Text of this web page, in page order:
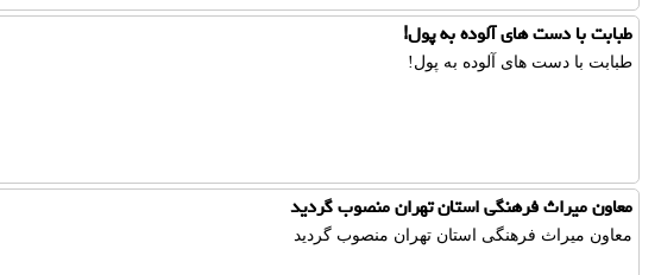
طبابت با دست های آلوده به پول!
طبابت با دست های آلوده به پول!
معاون میراث فرهنگی استان تهران منصوب گردید
معاون میراث فرهنگی استان تهران منصوب گردید